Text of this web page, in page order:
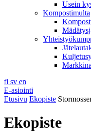
Usein
Kompostimulta
fi sv en
E-asiointi
Etusivu Ekopiste
Ekopiste